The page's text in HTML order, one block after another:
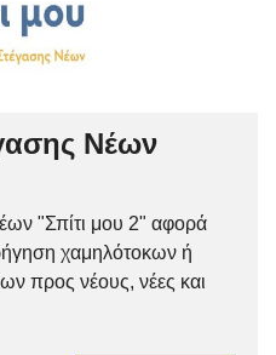
Νέων
"Σπίτι μου 2" αφορά
χαμηλότοκων ή
προς νέους, νέες και